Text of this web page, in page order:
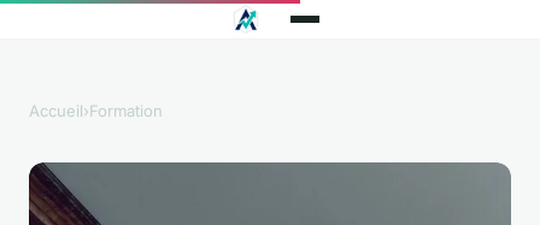
Accueil›Formation